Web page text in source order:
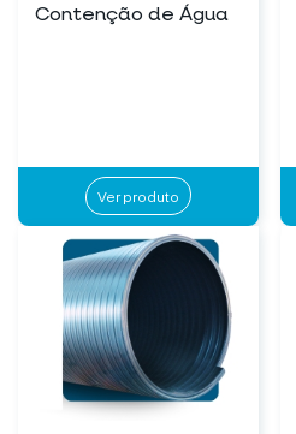
Contenção de Água
Ver produto